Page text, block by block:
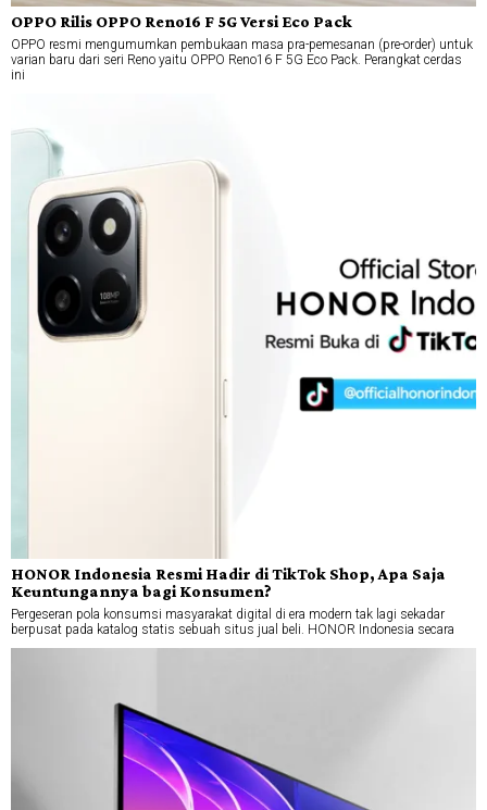
OPPO Rilis OPPO Reno16 F 5G Versi Eco Pack
OPPO resmi mengumumkan pembukaan masa pra-pemesanan (pre-order) untuk
varian baru dari seri Reno yaitu OPPO Reno16 F 5G Eco Pack. Perangkat cerdas
ini
HONOR Indonesia Resmi Hadir di TikTok Shop, Apa Saja
Keuntungannya bagi Konsumen?
Pergeseran pola konsumsi masyarakat digital di era modern tak lagi sekadar
berpusat pada katalog statis sebuah situs jual beli. HONOR Indonesia secara